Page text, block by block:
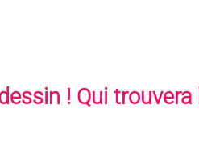
! Qui